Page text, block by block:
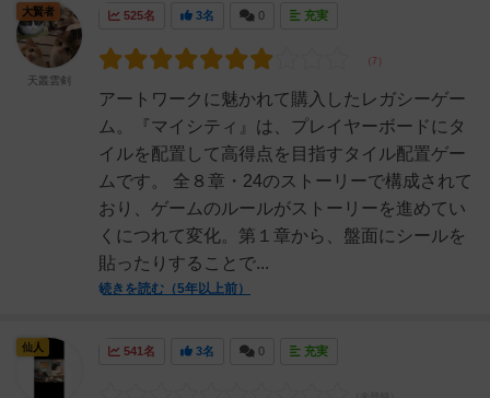
525名 3名 0 充実
アートワークに魅かれて購入したレガシーゲー
ム。『マイシティ』は、プレイヤーボードにタ
イルを配置して高得点を目指すタイル配置ゲー
ムです。 全８章・24のストーリーで構成されて
おり、ゲームのルールがストーリーを進めてい
くにつれて変化。第１章から、盤面にシールを
貼ったりすることで...
続きを読む（5年以上前）
大賢者
天叢雲剣
541名 3名 0 充実
仙人